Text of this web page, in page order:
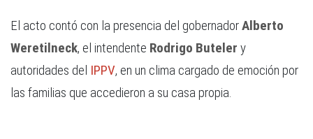
El acto contó con la presencia del gobernadorAlberto
Weretilneck, el intendente Rodrigo Buteler y
autoridades del IPPV, en un clima cargado de emoción por
las familias que accedieron a su casa propia.